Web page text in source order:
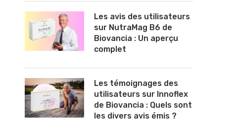
Les avis des utilisateurs
sur NutraMag B6 de
Biovancia : Un aperçu
complet
Les témoignages des
utilisateurs sur Innoflex
de Biovancia : Quels sont
les divers avis émis ?